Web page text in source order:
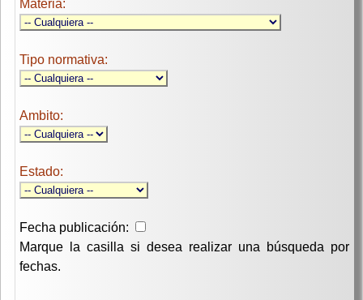
Materia:
Tipo normativa:
Ambito:
Estado:
Fecha publicación:
Marque la casilla si desea realizar una búsqueda por
fechas.